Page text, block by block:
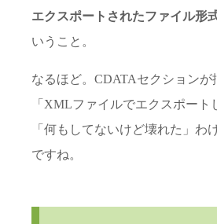
エクスポートされたファイル形
いうこと。
なるほど。CDATAセクションが
「XMLファイルでエクスポート
「何もしてないけど壊れた」わ
ですね。